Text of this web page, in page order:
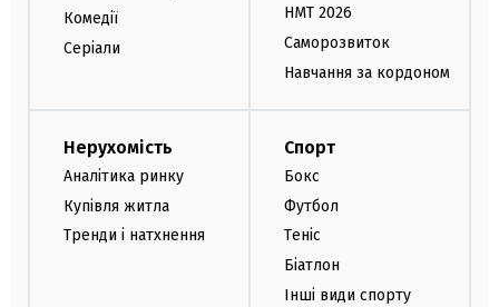
Комедії
Серіали
НМТ 2026
Саморозвиток
Навчання за кордоном
Нерухомість
Аналітика ринку
Купівля житла
Тренди і натхнення
Спорт
Бокс
Футбол
Теніс
Біатлон
Інші види спорту